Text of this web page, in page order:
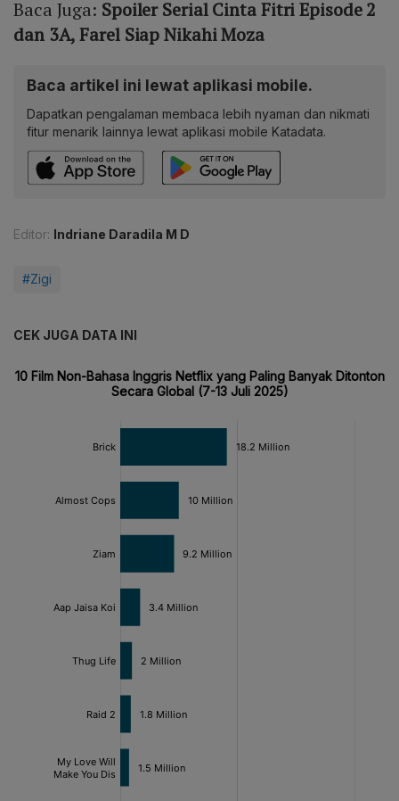
Baca Juga: Spoiler Serial Cinta Fitri Episode 2
dan 3A, Farel Siap Nikahi Moza
Baca artikel ini lewat aplikasi mobile.
Dapatkan pengalaman membaca lebih nyaman dan nikmati
fitur menarik lainnya lewat aplikasi mobile Katadata.
Editor: Indriane Daradila M D
#Zigi
CEK JUGA DATA INI